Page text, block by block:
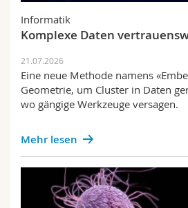
Informatik
Komplexe Daten
21.07.2026
Eine neue Methode namens
Geometrie, um Cluster in Daten
wo gängige Werkzeuge versagen.
Mehr lesen